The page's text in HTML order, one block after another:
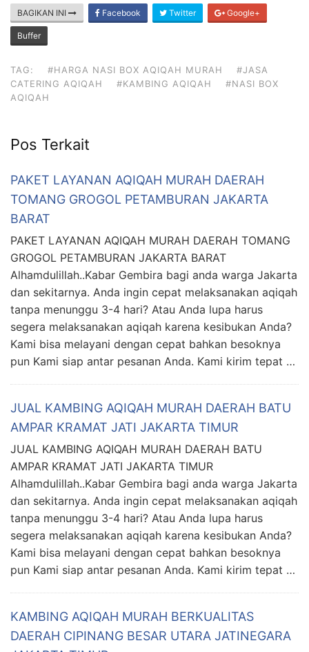
BAGIKAN INI Facebook Twitter Google+
Buffer
TAG: #HARGA NASI BOX AQIQAH MURAH
#JASA
CATERING AQIQAH
#KAMBING AQIQAH
#NASI BOX
AQIQAH
Pos Terkait
PAKET LAYANAN AQIQAH MURAH DAERAH
TOMANG GROGOL PETAMBURAN JAKARTA
BARAT
PAKET LAYANAN AQIQAH MURAH DAERAH TOMANG
GROGOL PETAMBURAN JAKARTA BARAT
Alhamdulillah..Kabar Gembira bagi anda warga Jakarta
dan sekitarnya. Anda ingin cepat melaksanakan aqiqah
tanpa menunggu 3-4 hari? Atau Anda lupa harus
segera melaksanakan aqiqah karena kesibukan Anda?
Kami bisa melayani dengan cepat bahkan besoknya
pun Kami siap antar pesanan Anda. Kami kirim tepat …
JUAL KAMBING AQIQAH MURAH DAERAH BATU
AMPAR KRAMAT JATI JAKARTA TIMUR
JUAL KAMBING AQIQAH MURAH DAERAH BATU
AMPAR KRAMAT JATI JAKARTA TIMUR
Alhamdulillah..Kabar Gembira bagi anda warga Jakarta
dan sekitarnya. Anda ingin cepat melaksanakan aqiqah
tanpa menunggu 3-4 hari? Atau Anda lupa harus
segera melaksanakan aqiqah karena kesibukan Anda?
Kami bisa melayani dengan cepat bahkan besoknya
pun Kami siap antar pesanan Anda. Kami kirim tepat …
KAMBING AQIQAH MURAH BERKUALITAS
DAERAH CIPINANG BESAR UTARA JATINEGARA